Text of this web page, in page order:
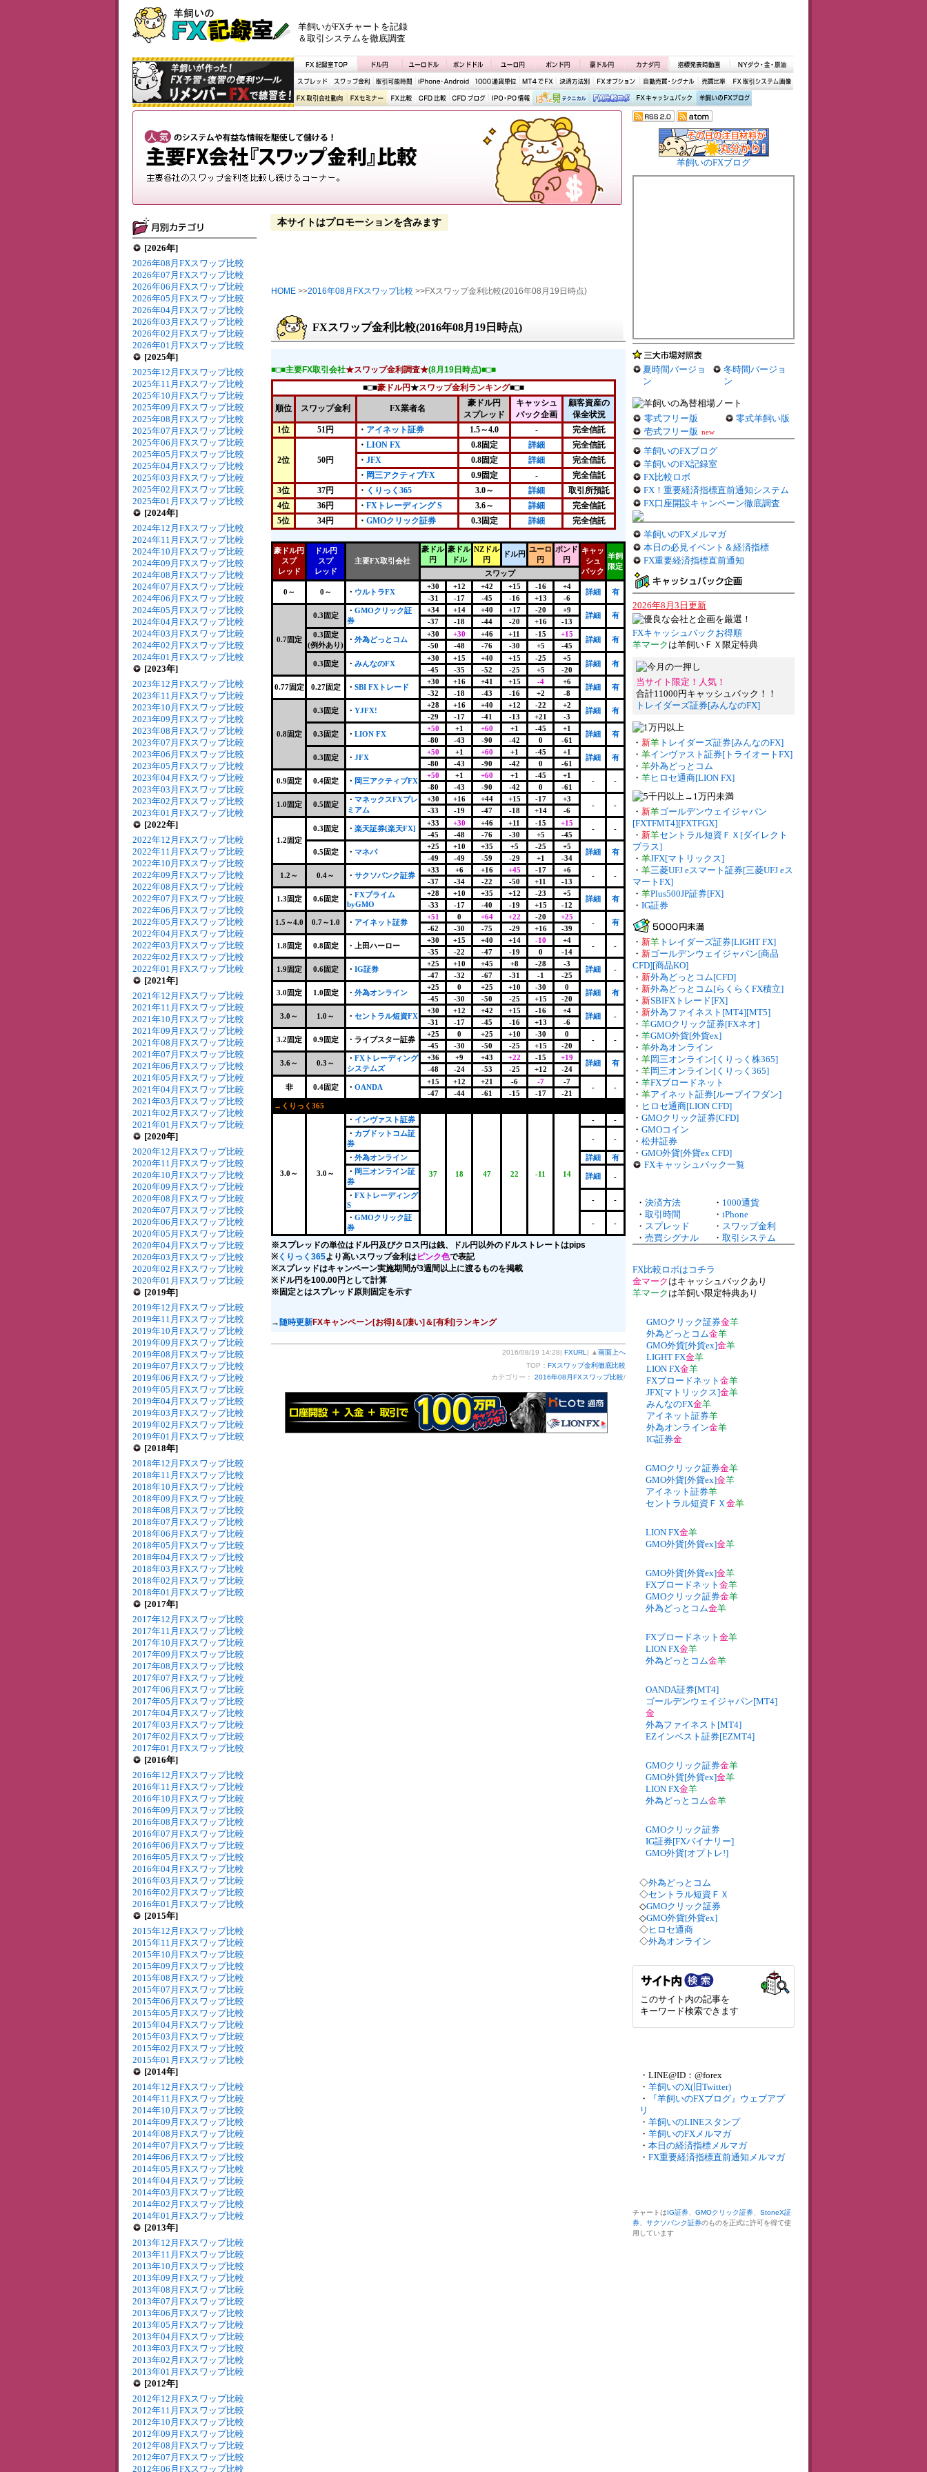
羊飼いがFXチャートを記録
＆取引システムを徹底調査
[2026年]
2026年08月FXスワップ比較
2026年07月FXスワップ比較
2026年06月FXスワップ比較
2026年05月FXスワップ比較
2026年04月FXスワップ比較
2026年03月FXスワップ比較
2026年02月FXスワップ比較
2026年01月FXスワップ比較
[2025年]
2025年12月FXスワップ比較
2025年11月FXスワップ比較
2025年10月FXスワップ比較
2025年09月FXスワップ比較
2025年08月FXスワップ比較
2025年07月FXスワップ比較
2025年06月FXスワップ比較
2025年05月FXスワップ比較
2025年04月FXスワップ比較
2025年03月FXスワップ比較
2025年02月FXスワップ比較
2025年01月FXスワップ比較
[2024年]
2024年12月FXスワップ比較
2024年11月FXスワップ比較
2024年10月FXスワップ比較
2024年09月FXスワップ比較
2024年08月FXスワップ比較
2024年07月FXスワップ比較
2024年06月FXスワップ比較
2024年05月FXスワップ比較
2024年04月FXスワップ比較
2024年03月FXスワップ比較
2024年02月FXスワップ比較
2024年01月FXスワップ比較
[2023年]
2023年12月FXスワップ比較
2023年11月FXスワップ比較
2023年10月FXスワップ比較
2023年09月FXスワップ比較
2023年08月FXスワップ比較
2023年07月FXスワップ比較
2023年06月FXスワップ比較
2023年05月FXスワップ比較
2023年04月FXスワップ比較
2023年03月FXスワップ比較
2023年02月FXスワップ比較
2023年01月FXスワップ比較
[2022年]
2022年12月FXスワップ比較
2022年11月FXスワップ比較
2022年10月FXスワップ比較
2022年09月FXスワップ比較
2022年08月FXスワップ比較
2022年07月FXスワップ比較
2022年06月FXスワップ比較
2022年05月FXスワップ比較
2022年04月FXスワップ比較
2022年03月FXスワップ比較
2022年02月FXスワップ比較
2022年01月FXスワップ比較
[2021年]
2021年12月FXスワップ比較
2021年11月FXスワップ比較
2021年10月FXスワップ比較
2021年09月FXスワップ比較
2021年08月FXスワップ比較
2021年07月FXスワップ比較
2021年06月FXスワップ比較
2021年05月FXスワップ比較
2021年04月FXスワップ比較
2021年03月FXスワップ比較
2021年02月FXスワップ比較
2021年01月FXスワップ比較
[2020年]
2020年12月FXスワップ比較
2020年11月FXスワップ比較
2020年10月FXスワップ比較
2020年09月FXスワップ比較
2020年08月FXスワップ比較
2020年07月FXスワップ比較
2020年06月FXスワップ比較
2020年05月FXスワップ比較
2020年04月FXスワップ比較
2020年03月FXスワップ比較
2020年02月FXスワップ比較
2020年01月FXスワップ比較
[2019年]
2019年12月FXスワップ比較
2019年11月FXスワップ比較
2019年10月FXスワップ比較
2019年09月FXスワップ比較
2019年08月FXスワップ比較
2019年07月FXスワップ比較
2019年06月FXスワップ比較
2019年05月FXスワップ比較
2019年04月FXスワップ比較
2019年03月FXスワップ比較
2019年02月FXスワップ比較
2019年01月FXスワップ比較
[2018年]
2018年12月FXスワップ比較
2018年11月FXスワップ比較
2018年10月FXスワップ比較
2018年09月FXスワップ比較
2018年08月FXスワップ比較
2018年07月FXスワップ比較
2018年06月FXスワップ比較
2018年05月FXスワップ比較
2018年04月FXスワップ比較
2018年03月FXスワップ比較
2018年02月FXスワップ比較
2018年01月FXスワップ比較
[2017年]
2017年12月FXスワップ比較
2017年11月FXスワップ比較
2017年10月FXスワップ比較
2017年09月FXスワップ比較
2017年08月FXスワップ比較
2017年07月FXスワップ比較
2017年06月FXスワップ比較
2017年05月FXスワップ比較
2017年04月FXスワップ比較
2017年03月FXスワップ比較
2017年02月FXスワップ比較
2017年01月FXスワップ比較
[2016年]
2016年12月FXスワップ比較
2016年11月FXスワップ比較
2016年10月FXスワップ比較
2016年09月FXスワップ比較
2016年08月FXスワップ比較
2016年07月FXスワップ比較
2016年06月FXスワップ比較
2016年05月FXスワップ比較
2016年04月FXスワップ比較
2016年03月FXスワップ比較
2016年02月FXスワップ比較
2016年01月FXスワップ比較
[2015年]
2015年12月FXスワップ比較
2015年11月FXスワップ比較
2015年10月FXスワップ比較
2015年09月FXスワップ比較
2015年08月FXスワップ比較
2015年07月FXスワップ比較
2015年06月FXスワップ比較
2015年05月FXスワップ比較
2015年04月FXスワップ比較
2015年03月FXスワップ比較
2015年02月FXスワップ比較
2015年01月FXスワップ比較
[2014年]
2014年12月FXスワップ比較
2014年11月FXスワップ比較
2014年10月FXスワップ比較
2014年09月FXスワップ比較
2014年08月FXスワップ比較
2014年07月FXスワップ比較
2014年06月FXスワップ比較
2014年05月FXスワップ比較
2014年04月FXスワップ比較
2014年03月FXスワップ比較
2014年02月FXスワップ比較
2014年01月FXスワップ比較
[2013年]
2013年12月FXスワップ比較
2013年11月FXスワップ比較
2013年10月FXスワップ比較
2013年09月FXスワップ比較
2013年08月FXスワップ比較
2013年07月FXスワップ比較
2013年06月FXスワップ比較
2013年05月FXスワップ比較
2013年04月FXスワップ比較
2013年03月FXスワップ比較
2013年02月FXスワップ比較
2013年01月FXスワップ比較
[2012年]
2012年12月FXスワップ比較
2012年11月FXスワップ比較
2012年10月FXスワップ比較
2012年09月FXスワップ比較
2012年08月FXスワップ比較
2012年07月FXスワップ比較
2012年06月FXスワップ比較
本サイトはプロモーションを含みます
HOME >>2016年08月FXスワップ比較 >>FXスワップ金利比較(2016年08月19日時点)
FXスワップ金利比較(2016年08月19日時点)
■□■主要FX取引会社★スワップ金利調査★(8月19日時点)■□■
■□■豪ドル円★スワップ金利ランキング■□■
順位 スワップ金利 FX業者名
豪ドル円
スプレッド
キャッシュ
バック企画
顧客資産の
保全状況
1位
51円 ・ アイネット証券 1.5～4.0 - 完全信託
2位 50円
・ LION FX 0.8固定 詳細
完全信託
・ JFX 0.8固定 詳細
完全信託
・ 岡三アクティブFX 0.9固定 -
完全信託
3位
37円 ・ くりっく365 3.0～ 詳細
取引所預託
4位
36円 ・ FXトレーディング S 3.6～ 詳細
完全信託
5位
34円 ・ GMOクリック証券 0.3固定 詳細 完全信託
豪ドル円
スプ
レッド
ドル円
スプ
レッド
主要FX取引会社
豪ドル
円
豪ドル
ドル
NZドル
円
ドル円
ユーロ
円
ポンド
円
キャッ
シュ
バック
羊飼
限定
スワップ
0～ 0～ ・ ウルトラFX
+30 +12 +42 +15 -16 +4
詳細 有
-31 -17 -45 -16 +13 -6
0.7固定
0.3固定
・ GMOクリック証
券
+34 +14 +40 +17 -20 +9
詳細 有
-37 -18 -44 -20 +16
-13
0.3固定
(例外あり)
・ 外為どっとコム
+30 +30 +46 +11 -15 +15
詳細 有
-50 -48 -76 -30 +5 -45
0.3固定 ・ みんなのFX
+30 +15 +40 +15 -25 +5
詳細 有
-45 -35 -52 -25 +5 -20
0.77固定 0.27固定 ・ SBI FXトレード
+30 +16 +41 +15 -4 +6
詳細 有
-32 -18 -43 -16 +2 -8
0.8固定
0.3固定 ・ YJFX!
+28 +16 +40 +12 -22 +2
詳細 有
-29 -17 -41 -13 +21 -3
0.3固定 ・ LION FX
+50 +1 +60 +1 -45 +1
詳細 有
-80 -43 -90 -42 0 -61
0.3固定 ・ JFX
+50 +1 +60 +1 -45 +1
詳細 有
-80 -43 -90 -42 0 -61
0.9固定 0.4固定 ・ 岡三アクティブFX
+50 +1 +60 +1 -45 +1
- -
-80 -43 -90 -42 0 -61
1.0固定 0.5固定
・ マネックスFXプレ
ミアム
+30 +16 +44 +15 -17 +3
- -
-33 -19 -47 -18 +14 -6
1.2固定
0.3固定 ・ 楽天証券[楽天FX]
+33 +30 +46 +11 -15 +15
- -
-45 -48 -76 -30 +5 -45
0.5固定 ・ マネパ
+25 +10 +35 +5 -25 +5
詳細 有
-49 -49 -59 -29 +1 -34
1.2～ 0.4～ ・ サクソバンク証券
+33 +6 +16 +45 -17 +6
- -
-37 -34 -22 -50 +11 -13
1.3固定 0.6固定 ・ FXプライム
byGMO
+28 +10 +35 +12 -23 +5
詳細 有
-33 -17 -40 -19 +15 -12
1.5～4.0 0.7～1.0 ・ アイネット証券
+51 0 +64 +22 -20 +25
- 有
-62 -30 -75 -29 +16 -39
1.8固定 0.8固定 ・上田ハーロー
+30 +15 +40 +14 -10 +4
- -
-35 -22 -47 -19 0 -14
1.9固定 0.6固定 ・ IG証券
+25 +10 +45 +8 -28 -3
詳細 -
-47 -32 -67 -31 -1 -25
3.0固定 1.0固定 ・ 外為オンライン
+25 0 +25 +10 -30 0
詳細 有
-45 -30 -50 -25 +15 -20
3.0～ 1.0～ ・ セントラル短資FX
+30 +12 +42 +15 -16 +4
詳細 -
-31 -17 -45 -16 +13 -6
3.2固定 0.9固定 ・ライブスター証券
+25 0 +25 +10 -30 0
- -
-45 -30 -50 -25 +15 -20
3.6～ 0.3～
・ FXトレーディング
システムズ
+36 +9 +43 +22 -15 +19
詳細 有
-48 -24 -53 -25 +12 -24
非 0.4固定 ・ OANDA
+15 +12 +21 -6 -7 -7
- -
-47 -44 -61 -15 -17
-21
→くりっく365
3.0～ 3.0～
・ インヴァスト証券
37 18 47 22 -11 14
-
-
・ カブドットコム証
券
- -
・ 外為オンライン 詳細
有
・ 岡三オンライン証
券
詳細 -
・ FXトレーディング
S
- -
・ GMOクリック証
券
- -
※スプレッドの単位はドル円及びクロス円は銭、ドル円以外のドルストレートはpips
※ くりっく365より高いスワップ金利はピンク色で表記
※スプレッドはキャンペーン実施期間が3週間以上に渡るものを掲載
※ドル円を100.00円として計算
※固定とはスプレッド原則固定を示す
→ 随時更新FXキャンペーン[お得]＆[凄い]＆[有利]ランキング
2016/08/19 14:28| FXURL | ▲ 画面上へ
TOP： FXスワップ金利徹底比較
カテゴリー： 2016年08月FXスワップ比較/
羊飼いのFXブログ
夏時間バージョ
ン
冬時間バージョ
ン
零式フリー版
零式羊飼い版
壱式フリー版 new
羊飼いのFXブログ
羊飼いのFX記録室
FX比較ロボ
FX！重要経済指標直前通知システム
FX口座開設キャンペーン徹底調査
羊飼いのFXメルマガ
本日の必見イベント＆経済指標
FX重要経済指標直前通知
2026年8月3日更新
FXキャッシュバックお得順
羊マーク は羊飼いＦＸ限定特典
当サイト限定！人気！
合計11000円キャッシュバック！！
トレイダーズ証券[みんなのFX]
・ 新羊 トレイダーズ証券[みんなのFX]
・ 羊インヴァスト証券[トライオートFX]
・ 羊外為どっとコム
・ 羊ヒロセ通商[LION FX]
・ 新羊ゴールデンウェイジャパン
[FXTFMT4][FXTFGX]
・ 新羊セントラル短資ＦＸ[ダイレクト
プラス]
・ 羊JFX[マトリックス]
・ 羊三菱UFJ eスマート証券[三菱UFJ eス
マートFX]
・ 羊Plus500JP証券[FX]
・ IG証券
・ 新羊 トレイダーズ証券[LIGHT FX]
・ 新ゴールデンウェイジャパン[商品
CFD][商品KO]
・ 新外為どっとコム[CFD]
・ 新外為どっとコム[らくらくFX積立]
・ 新SBIFXトレード[FX]
・ 新外為ファイネスト[MT4][MT5]
・ 羊GMOクリック証券[FXネオ]
・ 羊GMO外貨[外貨ex]
・ 羊外為オンライン
・ 羊岡三オンライン[くりっく株365]
・ 羊岡三オンライン[くりっく365]
・ 羊FXブロードネット
・ 羊アイネット証券[ループイフダン]
・ ヒロセ通商[LION CFD]
・ GMOクリック証券[CFD]
・ GMOコイン
・ 松井証券
・ GMO外貨[外貨ex CFD]
FXキャッシュバック一覧
・ 決済方法 ・ 1000通貨
・ 取引時間 ・ iPhone
・ スプレッド ・ スワップ金利
・ 売買シグナル ・ 取引システム
FX比較ロボはコチラ
金マーク はキャッシュバックあり
羊マーク は羊飼い限定特典あり
GMOクリック証券金羊
外為どっとコム金羊
GMO外貨[外貨ex]金羊
LIGHT FX金羊
LION FX金羊
FXブロードネット 金羊
JFX[マトリックス]金羊
みんなのFX金羊
アイネット証券羊
外為オンライン金羊
IG証券金
GMOクリック証券金羊
GMO外貨[外貨ex]金羊
アイネット証券羊
セントラル短資ＦＸ 金羊
LION FX金羊
GMO外貨[外貨ex]金羊
GMO外貨[外貨ex]金羊
FXブロードネット 金羊
GMOクリック証券金羊
外為どっとコム金羊
FXブロードネット 金羊
LION FX金羊
外為どっとコム金羊
OANDA証券[MT4]
ゴールデンウェイジャパン[MT4]
金
外為ファイネスト[MT4]
EZインベスト証券[EZMT4]
GMOクリック証券金羊
GMO外貨[外貨ex]金羊
LION FX金羊
外為どっとコム金羊
GMOクリック証券
IG証券[FXバイナリー]
GMO外貨[オプトレ!]
◇外為どっとコム
◇セントラル短資ＦＸ
◇GMOクリック証券
◇GMO外貨[外貨ex]
◇ヒロセ通商
◇外為オンライン
このサイト内の記事を
キーワード検索できます
・LINE@ID：@forex
・ 羊飼いのX(旧Twitter)
・
『羊飼いのFXブログ』ウェブアプ
リ
・ 羊飼いのLINEスタンプ
・ 羊飼いのFXメルマガ
・ 本日の経済指標メルマガ
・ FX重要経済指標直前通知メルマガ
チャートはIG証券 GMOクリック証券
StoneX証
券
サクソバンク証券のものを正式に許可を得て使
用しています